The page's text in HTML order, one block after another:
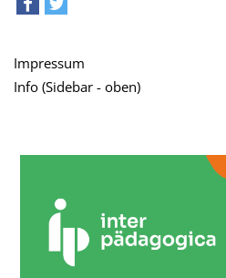
Impressum
Info (Sidebar - oben)